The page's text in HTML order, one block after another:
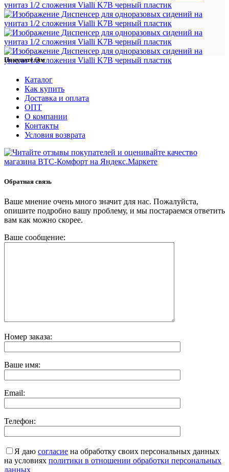
Покупателям
Каталог
Как купить
Доставка и оплата
ОПТ
О компании
Контакты
Условия возврата
Обратная связь
Ваше мнение очень много значит для нас. Пожалуйста,
опишите подробно вашу проблему, и мы постараемся ответить
вам как можно скорее.
Ваше сообщение:
Номер заказа:
Ваше имя:
Email:
Телефон:
Я даю согласие на обработку своих персональных данных
на условиях политики в отношении обработки персональных
данных